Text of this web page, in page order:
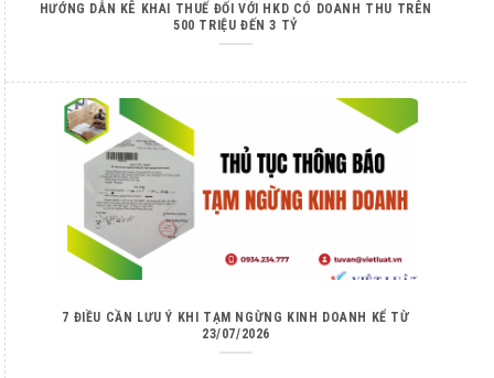
HƯỚNG DẪN KÊ KHAI THUẾ ĐỐI VỚI HKD CÓ DOANH THU TRÊN
500 TRIỆU ĐẾN 3 TỶ
7 ĐIỀU CẦN LƯU Ý KHI TẠM NGỪNG KINH DOANH KỂ TỪ
23/07/2026